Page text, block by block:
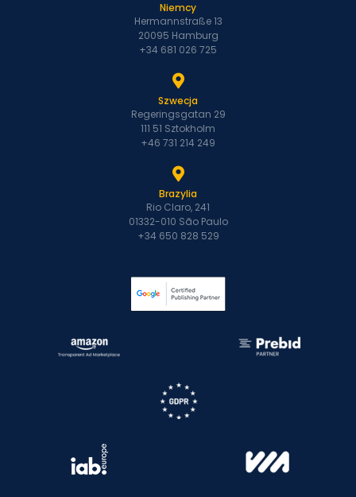
Niemcy
Hermannstraße 13
20095 Hamburg
+34 681 026 725
Szwecja
Regeringsgatan 29
111 51 Sztokholm
+46 731 214 249
Brazylia
Rio Claro, 241
01332-010 São Paulo
+34 650 828 529